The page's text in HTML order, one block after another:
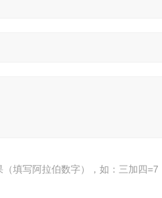
填写阿拉伯数字），如：三加四=7